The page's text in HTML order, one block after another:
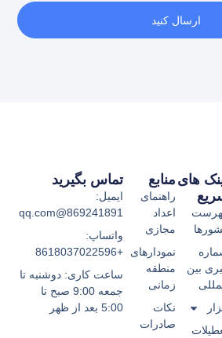
ارسال کنید
منابع
راهنمای
اعداد
مجازی
نمودارهای
منطقه
زمانی
نکات
صادرات
های
بین
تماس بگیرید
ایمیل:
869241891@qq.com
واتساپ:
+8618037022596
ساعت کاری: دوشنبه تا
جمعه 9:00 صبح تا
5:00 بعد از ظهر